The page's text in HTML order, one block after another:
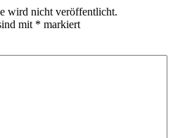
wird nicht veröffentlicht.
mit * markiert